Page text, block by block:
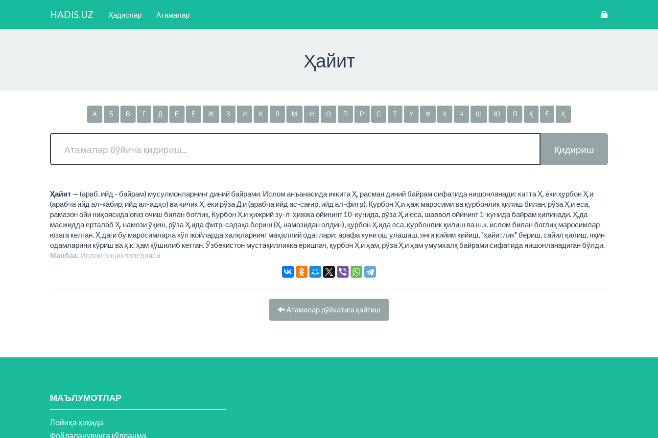
HADIS.UZ Ҳадислар Атамалар
Ҳайит
А Б В Г Д Е Ё Ж З И К Л М Н О П Р С Т У Ф Х Ч Ш Ю Я Қ Ғ Ҳ
Қидириш
Ҳайит — (араб. ийд - байрам) мусулмонларнинг диний байрами. Ислом анъанасида иккита Ҳ. расман диний байрам сифатида нишонланади: катта Ҳ. ёки қурбон Ҳ.и
(арабча ийд ал-кабир, ийд ал-адҳо) ва кичик Ҳ. ёки рўза Д.и (арабча ийд ас-сағир, ийд ал-фитр). Қурбон Ҳ.и ҳаж маросими ва қурбонлик қилиш билан, рўза Ҳ.и еса,
рамазон ойи ниҳоясида оғиз очиш билан боғлиқ. Курбон Ҳ.и ҳижрий зу-л-ҳижжа ойининг 10-кунида, рўза Ҳ.и еса, шаввол ойининг 1-кунида байрам қилинади. Ҳ.да
масжидда ерталаб Ҳ. намози ўқиш, рўза Ҳ.ида фитр-садақа бериш (Ҳ. намозидан олдин), қурбон Ҳ.ида еса, курбонлик қилиш ва ш.к. ислом билан боғлиқ маросимлар
юзага келган. Ҳ.даги бу маросимларга кўп жойларда халқларнинг маҳаллий одатлари: арафа куни ош улашиш, янги кийим кийиш, "ҳайитлик" бериш, сайил қилиш, яқин
одамларини кўриш ва ҳ.к. ҳам қўшилиб кетган. Ўзбекистон мустақилликка еришгач, қурбон Ҳ.и ҳам, рўза Ҳ.и ҳам умумхалқ байрами сифатида нишонланадиган бўлди.
Манбаа: Ислом энциклопeдияси
Атамалар рўйхатига қайтиш
МАЪЛУМОТЛАР
Лойиҳа ҳақида
Фойдаланувчига қўлланма